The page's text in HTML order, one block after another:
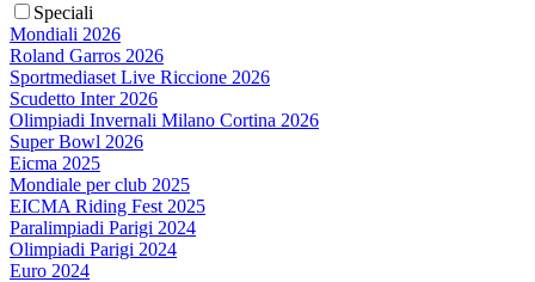
Speciali
Mondiali 2026
Roland Garros 2026
Sportmediaset Live Riccione 2026
Scudetto Inter 2026
Olimpiadi Invernali Milano Cortina 2026
Super Bowl 2026
Eicma 2025
Mondiale per club 2025
EICMA Riding Fest 2025
Paralimpiadi Parigi 2024
Olimpiadi Parigi 2024
Euro 2024